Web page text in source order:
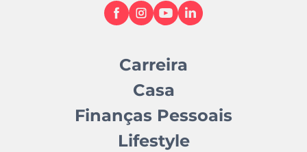
Carreira
Casa
Finanças Pessoais
Lifestyle